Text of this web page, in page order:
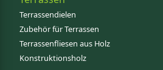
Terrassendielen
Zubehör für Terrassen
Terrassenfliesen aus Holz
Konstruktionsholz